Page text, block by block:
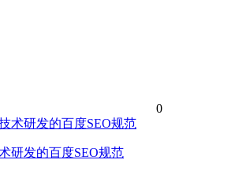
0
研发的百度SEO规范